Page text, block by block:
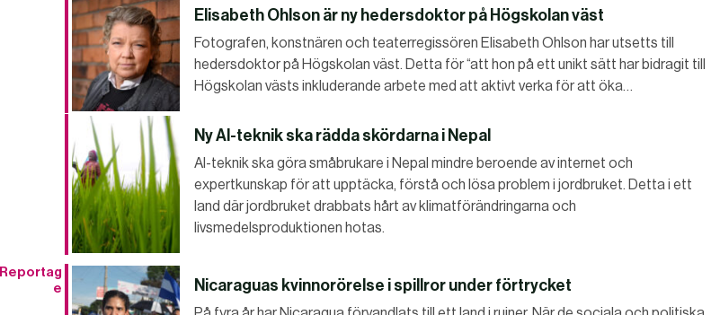
Elisabeth Ohlson är ny hedersdoktor på Högskolan väst
Fotografen, konstnären och teaterregissören Elisabeth Ohlson har utsetts till
hedersdoktor på Högskolan väst. Detta för “att hon på ett unikt sätt har bidragit till
Högskolan västs inkluderande arbete med att aktivt verka för att öka…
Ny AI-teknik ska rädda skördarna i Nepal
AI-teknik ska göra småbrukare i Nepal mindre beroende av internet och
expertkunskap för att upptäcka, förstå och lösa problem i jordbruket. Detta i ett
land där jordbruket drabbats hårt av klimatförändringarna och
livsmedelsproduktionen hotas.
Reportag
e
Nicaraguas kvinnorörelse i spillror under förtrycket